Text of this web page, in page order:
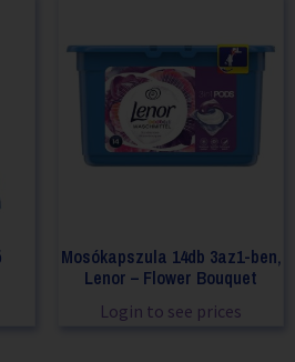
Mosókapszula 14db 3az1-ben,
Lenor – Flower Bouquet
Login to see prices